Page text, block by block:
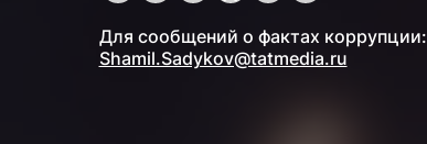
Для сообщений о фактах коррупции:
Shamil.Sadykov@tatmedia.ru